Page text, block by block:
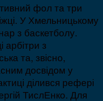
фол та три
У Хмельницькому
з баскетболу.
арбітри з
та, звісно,
досвідом у
ділився рефері
ТислЕнко. Для